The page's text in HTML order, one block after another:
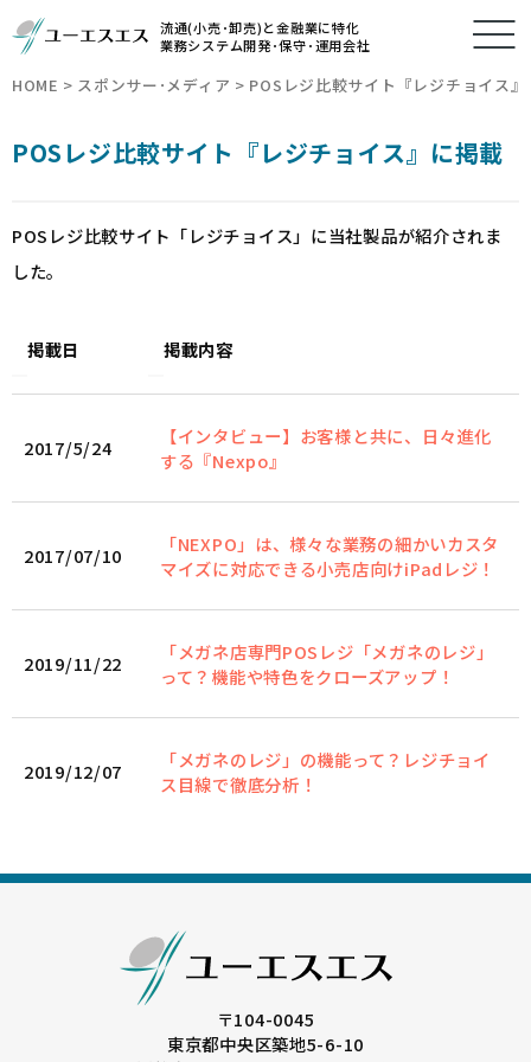
流通(小売･卸売)と金融業に特化
業務システム開発･保守･運用会社
HOME > スポンサー･メディア > POSレジ比較サイト『レジチョイス
POSレジ比較サイト『レジチョイス』に掲載
POSレジ比較サイト「レジチョイス」に当社製品が紹介されま
した。
掲載日 掲載内容
2017/5/24
【インタビュー】お客様と共に、日々進化
する『Nexpo』
2017/07/10
「NEXPO」は、様々な業務の細かいカスタ
マイズに対応できる小売店向けiPadレジ！
2019/11/22
「メガネ店専門POSレジ「メガネのレジ」
って？機能や特色をクローズアップ！
2019/12/07
「メガネのレジ」の機能って？レジチョイ
ス目線で徹底分析！
〒104-0045
東京都中央区築地5-6-10